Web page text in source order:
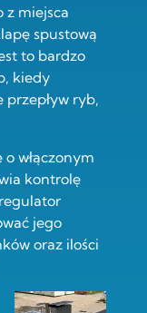
z miejsca
spustową
to bardzo
kiedy
ryb,
włączonym
kontrolę
jego
oraz ilości